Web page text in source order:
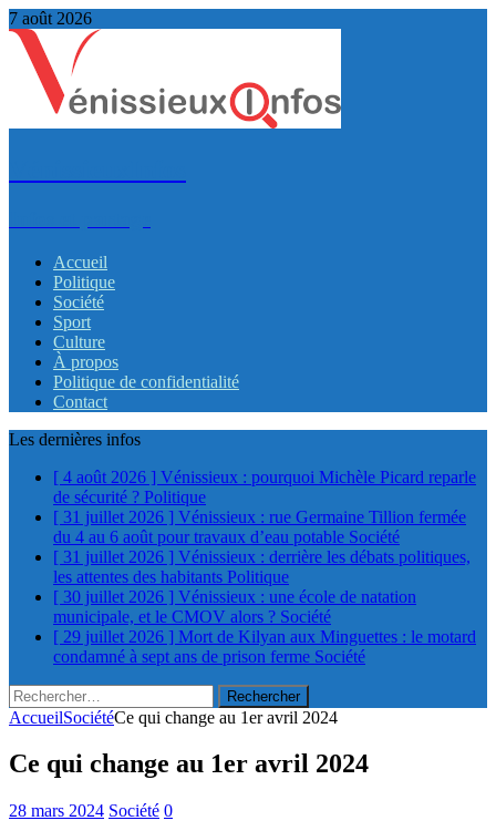
7 août 2026
Accueil
Politique
Société
Sport
Culture
À propos
Politique de confidentialité
Contact
Les dernières infos
[ 4 août 2026 ] Vénissieux : pourquoi Michèle Picard reparle
de sécurité ? Politique
[ 31 juillet 2026 ] Vénissieux : rue Germaine Tillion fermée
du 4 au 6 août pour travaux d’eau potable Société
[ 31 juillet 2026 ] Vénissieux : derrière les débats politiques,
les attentes des habitants Politique
[ 30 juillet 2026 ] Vénissieux : une école de natation
municipale, et le CMOV alors ? Société
[ 29 juillet 2026 ] Mort de Kilyan aux Minguettes : le motard
condamné à sept ans de prison ferme Société
Rechercher :
AccueilSociétéCe qui change au 1er avril 2024
Ce qui change au 1er avril 2024
28 mars 2024 Société 0